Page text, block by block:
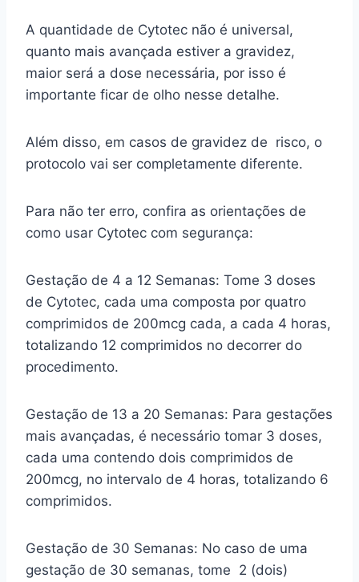
A quantidade de Cytotec não é universal,
quanto mais avançada estiver a gravidez,
maior será a dose necessária, por isso é
importante ficar de olho nesse detalhe.
Além disso, em casos de gravidez de risco, o
protocolo vai ser completamente diferente.
Para não ter erro, confira as orientações de
como usar Cytotec com segurança:
Gestação de 4 a 12 Semanas: Tome 3 doses
de Cytotec, cada uma composta por quatro
comprimidos de 200mcg cada, a cada 4 horas,
totalizando 12 comprimidos no decorrer do
procedimento.
Gestação de 13 a 20 Semanas: Para gestações
mais avançadas, é necessário tomar 3 doses,
cada uma contendo dois comprimidos de
200mcg, no intervalo de 4 horas, totalizando 6
comprimidos.
Gestação de 30 Semanas: No caso de uma
gestação de 30 semanas, tome 2 (dois)